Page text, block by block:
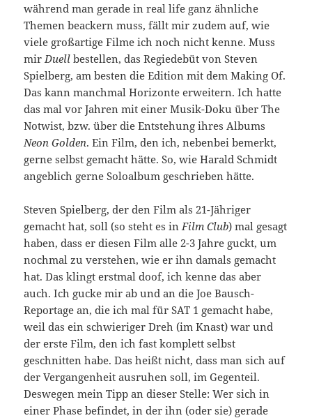
während man gerade in real life ganz ähnliche
Themen beackern muss, fällt mir zudem auf, wie
viele großartige Filme ich noch nicht kenne. Muss
mir Duell bestellen, das Regiedebüt von Steven
Spielberg, am besten die Edition mit dem Making Of.
Das kann manchmal Horizonte erweitern. Ich hatte
das mal vor Jahren mit einer Musik-Doku über The
Notwist, bzw. über die Entstehung ihres Albums
Neon Golden. Ein Film, den ich, nebenbei bemerkt,
gerne selbst gemacht hätte. So, wie Harald Schmidt
angeblich gerne Soloalbum geschrieben hätte.
Steven Spielberg, der den Film als 21-Jähriger
gemacht hat, soll (so steht es in Film Club) mal gesagt
haben, dass er diesen Film alle 2-3 Jahre guckt, um
nochmal zu verstehen, wie er ihn damals gemacht
hat. Das klingt erstmal doof, ich kenne das aber
auch. Ich gucke mir ab und an die Joe Bausch-
Reportage an, die ich mal für SAT 1 gemacht habe,
weil das ein schwieriger Dreh (im Knast) war und
der erste Film, den ich fast komplett selbst
geschnitten habe. Das heißt nicht, dass man sich auf
der Vergangenheit ausruhen soll, im Gegenteil.
Deswegen mein Tipp an dieser Stelle: Wer sich in
einer Phase befindet, in der ihn (oder sie) gerade